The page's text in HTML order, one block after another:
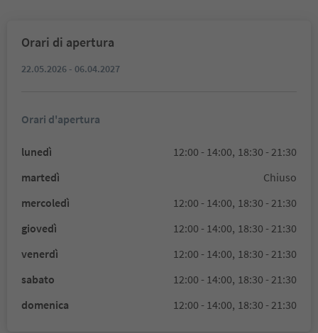
Orari di apertura
22.05.2026 - 06.04.2027
Orari d'apertura
lunedì 12:00 - 14:00, 18:30 - 21:30
martedì
Chiuso
mercoledì
12:00 - 14:00, 18:30 - 21:30
giovedì
12:00 - 14:00, 18:30 - 21:30
venerdì
12:00 - 14:00, 18:30 - 21:30
sabato
12:00 - 14:00, 18:30 - 21:30
domenica
12:00 - 14:00, 18:30 - 21:30